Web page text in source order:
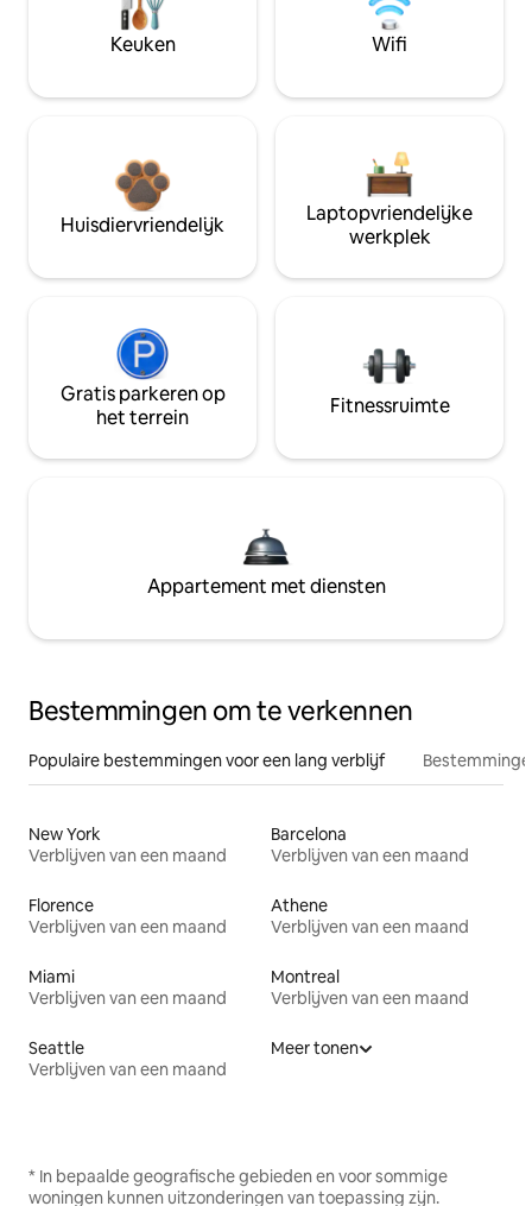
Keuken Wifi
Huisdiervriendelijk
Laptopvriendelijke
werkplek
Gratis parkeren op
het terrein
Fitnessruimte
Appartement met diensten
Bestemmingen om te verkennen
Populaire bestemmingen voor een lang verblijf
New York
Verblijven van een maand
Barcelona
Verblijven van een maand
Florence
Verblijven van een maand
Athene
Verblijven van een maand
Miami
Verblijven van een maand
Montreal
Verblijven van een maand
Seattle
Verblijven van een maand
Meer tonen
* In bepaalde geografische gebieden en voor sommige
woningen kunnen uitzonderingen van toepassing zijn.